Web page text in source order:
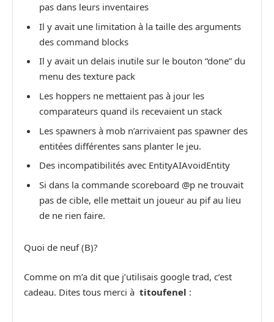
pas dans leurs inventaires
Il y avait une limitation à la taille des arguments
des command blocks
Il y avait un delais inutile sur le bouton “done” du
menu des texture pack
Les hoppers ne mettaient pas à jour les
comparateurs quand ils recevaient un stack
Les spawners à mob n’arrivaient pas spawner des
entitées différentes sans planter le jeu.
Des incompatibilités avec EntityAIAvoidEntity
Si dans la commande scoreboard @p ne trouvait
pas de cible, elle mettait un joueur au pif au lieu
de ne rien faire.
Quoi de neuf (B)?
Comme on m’a dit que j’utilisais google trad, c’est
cadeau. Dites tous merci à titoufenel :